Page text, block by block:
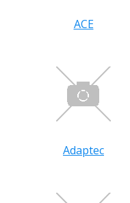
ACE
Adaptec